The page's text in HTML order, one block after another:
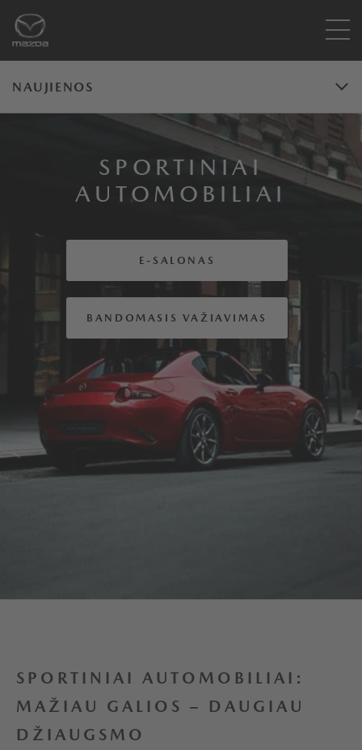
NAUJIENOS
SPORTINIAI
AUTOMOBILIAI
E-SALONAS
BANDOMASIS VAŽIAVIMAS
SPORTINIAI AUTOMOBILIAI:
MAŽIAU GALIOS – DAUGIAU
DŽIAUGSMO